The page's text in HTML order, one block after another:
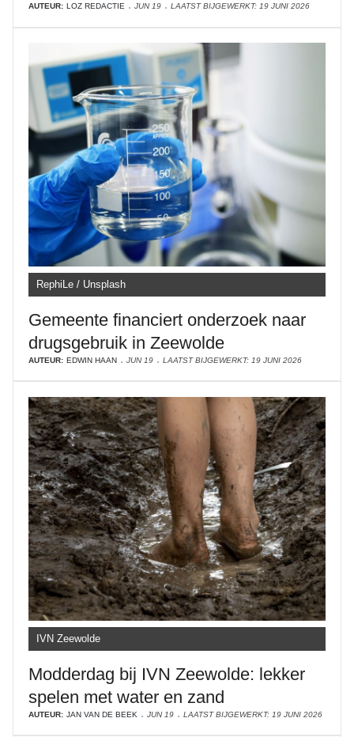
AUTEUR: LOZ REDACTIE JUN 19 LAATST BIJGEWERKT: 19 JUNI 2026
RephiLe / Unsplash
Gemeente financiert onderzoek naar
drugsgebruik in Zeewolde
AUTEUR: EDWIN HAAN JUN 19 LAATST BIJGEWERKT: 19 JUNI 2026
IVN Zeewolde
Modderdag bij IVN Zeewolde: lekker
spelen met water en zand
AUTEUR: JAN VAN DE BEEK JUN 19 LAATST BIJGEWERKT: 19 JUNI 2026